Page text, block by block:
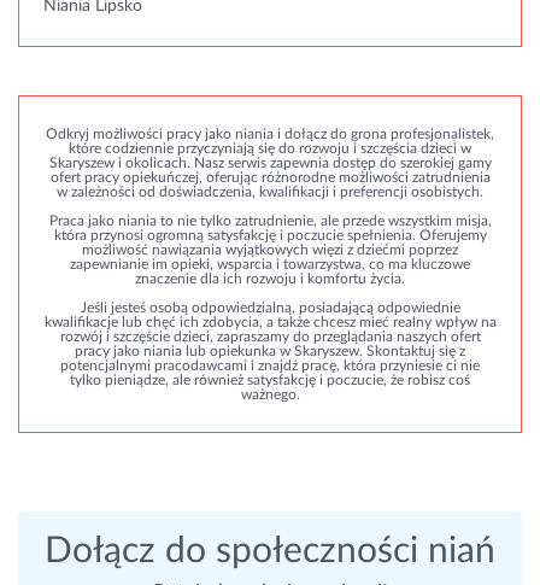
Niania Lipsko
Odkryj możliwości pracy jako niania i dołącz do grona profesjonalistek,
które codziennie przyczyniają się do rozwoju i szczęścia dzieci w
Skaryszew i okolicach. Nasz serwis zapewnia dostęp do szerokiej gamy
ofert pracy opiekuńczej, oferując różnorodne możliwości zatrudnienia
w zależności od doświadczenia, kwalifikacji i preferencji osobistych.
Praca jako niania to nie tylko zatrudnienie, ale przede wszystkim misja,
która przynosi ogromną satysfakcję i poczucie spełnienia. Oferujemy
możliwość nawiązania wyjątkowych więzi z dziećmi poprzez
zapewnianie im opieki, wsparcia i towarzystwa, co ma kluczowe
znaczenie dla ich rozwoju i komfortu życia.
Jeśli jesteś osobą odpowiedzialną, posiadającą odpowiednie
kwalifikacje lub chęć ich zdobycia, a także chcesz mieć realny wpływ na
rozwój i szczęście dzieci, zapraszamy do przeglądania naszych ofert
pracy jako niania lub opiekunka w Skaryszew. Skontaktuj się z
potencjalnymi pracodawcami i znajdź pracę, która przyniesie ci nie
tylko pieniądze, ale również satysfakcję i poczucie, że robisz coś
ważnego.
Dołącz do społeczności niań